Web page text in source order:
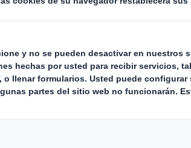
Embalaje
adaptado